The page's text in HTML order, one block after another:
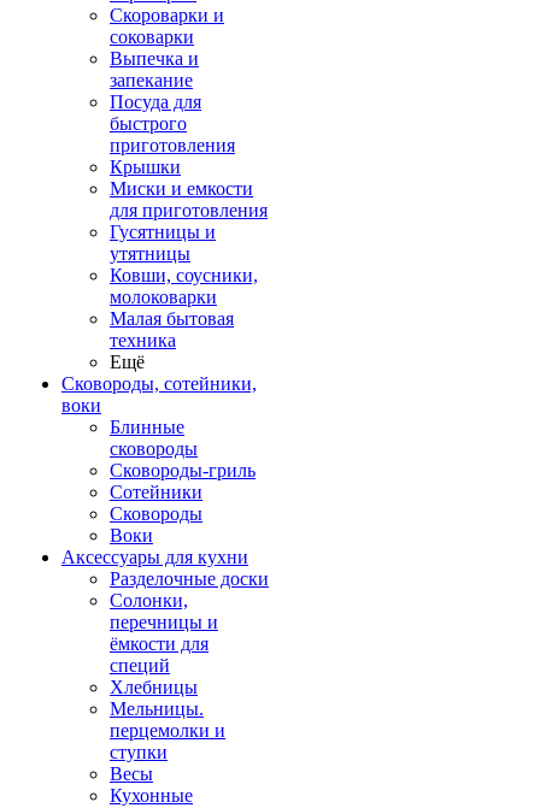
Скороварки и
соковарки
Выпечка и
запекание
Посуда для
быстрого
приготовления
Крышки
Миски и емкости
для приготовления
Гусятницы и
утятницы
Ковши, соусники,
молоковарки
Малая бытовая
техника
Ещё
Сковороды, сотейники,
воки
Блинные
сковороды
Сковороды-гриль
Сотейники
Сковороды
Воки
Аксессуары для кухни
Разделочные доски
Солонки,
перечницы и
ёмкости для
специй
Хлебницы
Мельницы.
перцемолки и
ступки
Весы
Кухонные